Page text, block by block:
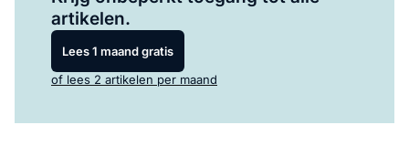
artikelen.
Lees 1 maand gratis
of lees 2 artikelen per maand